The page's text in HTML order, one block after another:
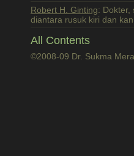
Robert H. Ginting: Dokter,
diantara rusuk kiri dan
All Contents
©2008-09 Dr. Sukma